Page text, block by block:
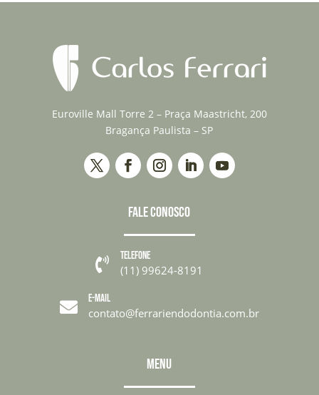
Euroville Mall Torre 2 – Praça Maastricht, 200
Bragança Paulista – SP
FALE CONOSCO
 TELEFONE
(11) 99624-8191
 E-MAIL
contato@ferrariendodontia.com.br
MENU